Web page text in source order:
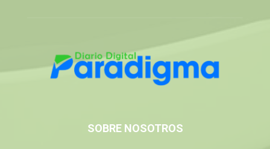
SOBRE NOSOTROS